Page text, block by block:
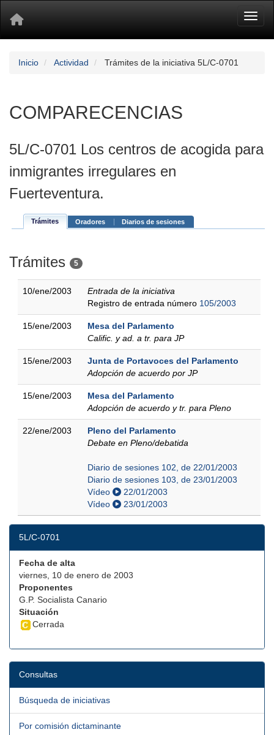
Inicio Actividad Trámites de la iniciativa 5L/C-0701
COMPARECENCIAS
5L/C-0701 Los centros de acogida para
inmigrantes irregulares en
Fuerteventura.
Trámites Oradores Diarios de sesiones
Trámites 5
10/ene/2003
Entrada de la iniciativa
Registro de entrada número 105/2003
15/ene/2003
Mesa del Parlamento
Calific. y ad. a tr. para JP
15/ene/2003
Junta de Portavoces del Parlamento
Adopción de acuerdo por JP
15/ene/2003
Mesa del Parlamento
Adopción de acuerdo y tr. para Pleno
22/ene/2003
Pleno del Parlamento
Debate en Pleno/debatida
Diario de sesiones 102, de 22/01/2003
Diario de sesiones 103, de 23/01/2003
Vídeo
22/01/2003
Vídeo
23/01/2003
5L/C-0701
Fecha de alta
viernes, 10 de enero de 2003
Proponentes
G.P. Socialista Canario
Situación
Cerrada
Consultas
Búsqueda de iniciativas
Por comisión dictaminante